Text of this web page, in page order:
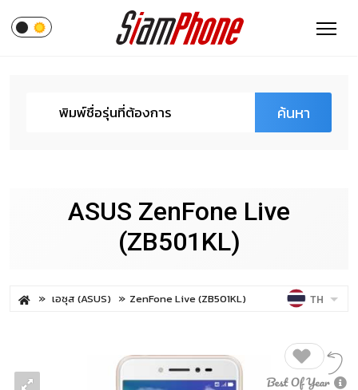
ค้นหา
ASUS ZenFone Live
(ZB501KL)
เอซุส (ASUS) ZenFone Live (ZB501KL) TH